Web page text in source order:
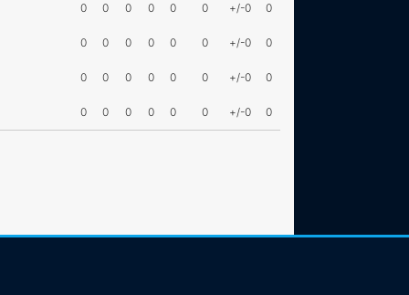
0 0 0 0 0 0 +/-0 0
0 0 0 0 0 0 +/-0 0
0 0 0 0 0 0 +/-0 0
0 0 0 0 0 0 +/-0 0